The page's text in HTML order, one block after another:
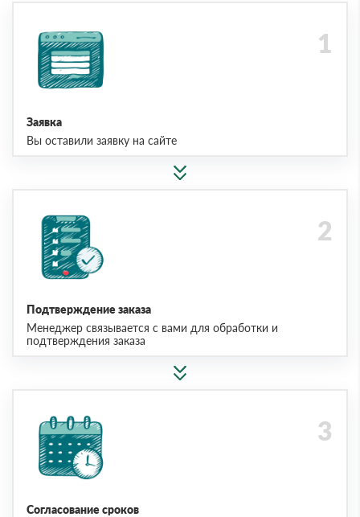
Заявка
Вы оставили заявку на сайте
Подтверждение заказа
Менеджер связывается с вами для обработки и
подтверждения заказа
Согласование сроков